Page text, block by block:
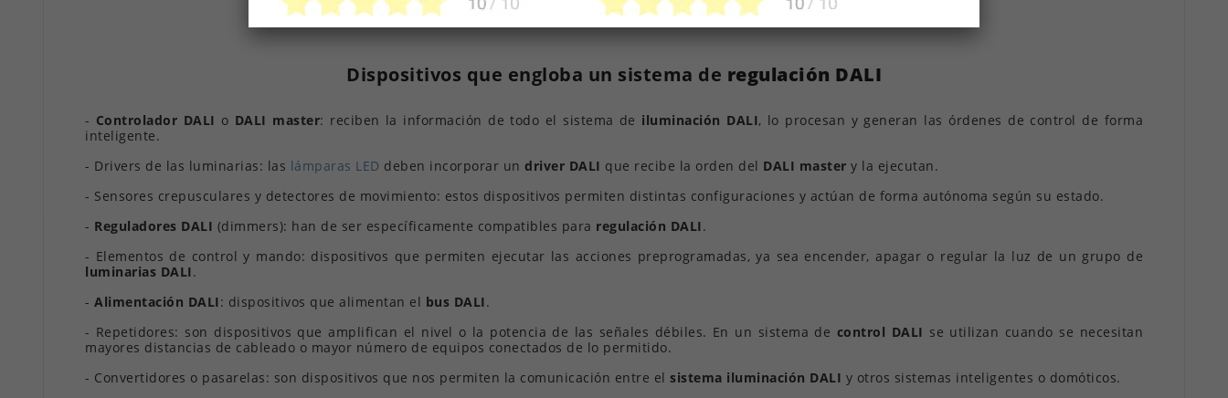
Dispositivos que engloba un sistema de regulación DALI
- Controlador DALI o DALI master: reciben la información de todo el sistema de iluminación DALI, lo procesan y generan las órdenes de control de forma
inteligente.
- Drivers de las luminarias: las lámparas LED deben incorporar un driver DALI que recibe la orden del DALI master y la ejecutan.
- Sensores crepusculares y detectores de movimiento: estos dispositivos permiten distintas configuraciones y actúan de forma autónoma según su estado.
- Reguladores DALI (dimmers): han de ser específicamente compatibles para regulación DALI.
- Elementos de control y mando: dispositivos que permiten ejecutar las acciones preprogramadas, ya sea encender, apagar o regular la luz de un grupo de
luminarias DALI.
- Alimentación DALI: dispositivos que alimentan el bus DALI.
- Repetidores: son dispositivos que amplifican el nivel o la potencia de las señales débiles. En un sistema de control DALI se utilizan cuando se necesitan
mayores distancias de cableado o mayor número de equipos conectados de lo permitido.
- Convertidores o pasarelas: son dispositivos que nos permiten la comunicación entre el sistema iluminación DALI y otros sistemas inteligentes o domóticos.